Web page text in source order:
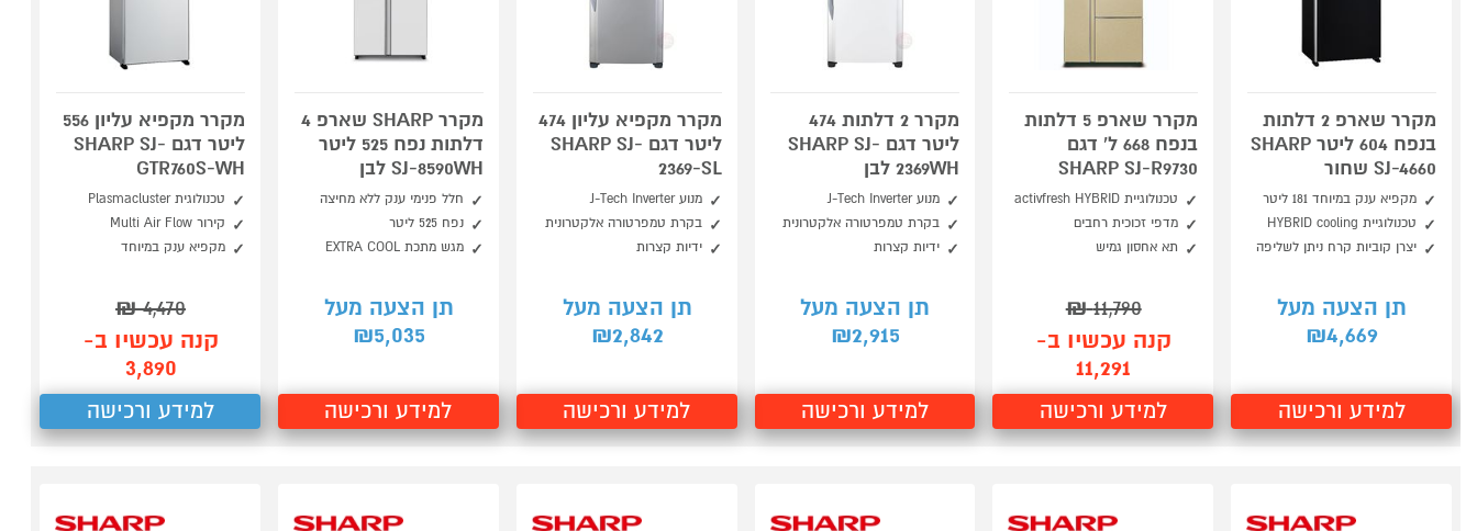
מקרר שארפ 2 דלתות
בנפח 604 ליטר SHARP
SJ-4660 שחור
מקפיא ענק במיוחד 181 ליטר
טכנולוגיית HYBRID cooling
יצרן קוביות קרח ניתן לשליפה
תן הצעה מעל
₪4,669
למידע ורכישה
מקרר שארפ 5 דלתות
בנפח 668 ל' דגם
SHARP SJ-R9730
טכנולוגיית activfresh HYBRID
מדפי זכוכית רחבים
תא אחסון גמיש
11,790
₪
קנה עכשיו ב-
11,291
למידע ורכישה
מקרר 2 דלתות 474
ליטר דגם SHARP SJ-
2369WH לבן
מנוע J-Tech Inverter
בקרת טמפרטורה אלקטרונית
ידיות קצרות
תן הצעה מעל
₪2,915
למידע ורכישה
מקרר מקפיא עליון 474
ליטר דגם SHARP SJ-
2369-SL
מנוע J-Tech Inverter
בקרת טמפרטורה אלקטרונית
ידיות קצרות
תן הצעה מעל
₪2,842
למידע ורכישה
מקרר SHARP שארפ 4
דלתות נפח 525 ליטר
SJ-8590WH לבן
חלל פנימי ענק ללא מחיצה
נפח 525 ליטר
מגש מתכת EXTRA COOL
תן הצעה מעל
₪5,035
למידע ורכישה
מקרר מקפיא עליון 556
ליטר דגם SHARP SJ-
GTR760S-WH
טכנולוגית Plasmacluster
קירור Multi Air Flow
מקפיא ענק במיוחד
4,470
₪
קנה עכשיו ב-
3,890
למידע ורכישה